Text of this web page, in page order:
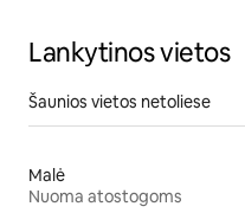
Lankytinos vietos
Šaunios vietos netoliese
Malė
Nuoma atostogoms